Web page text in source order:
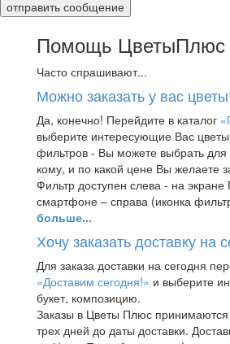
Помощь ЦветыПлюс
Часто спрашивают...
Можно заказать у вас
Да, конечно! Перейдите в каталог
выберите интересующие Вас
фильтров - Вы можете выбрать для
кому, и по какой цене Вы желаете
Фильтр доступен слева - на
смартфоне – справа (иконка
больше...
Хочу заказать доставку на
Для заказа доставки на сегодня
«Доставим сегодня!» и выберите
букет, композицию.
Заказы в Цветы Плюс принимаются
трех дней до даты доставки.